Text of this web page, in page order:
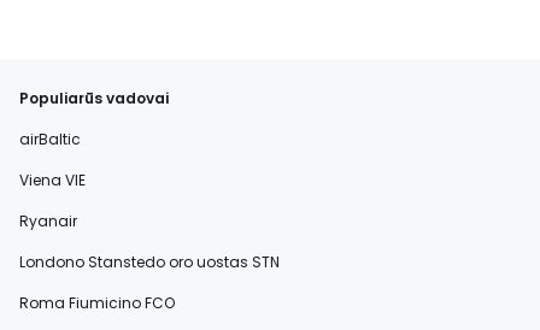
Populiarūs vadovai
airBaltic
Viena VIE
Ryanair
Londono Stanstedo oro uostas STN
Roma Fiumicino FCO